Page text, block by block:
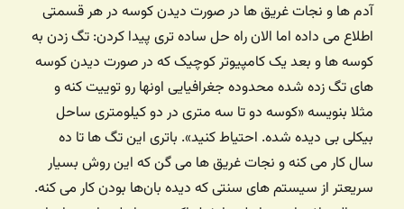
آدم ها و نجات غریق ها در صورت دیدن کوسه در هر قسمتی
اطلاع می داده اما الان راه حل ساده تری پیدا کردن: تگ زدن به
کوسه ها و بعد یک کامپیوتر کوچیک که در صورت دیدن کوسه
های تگ زده شده محدوده جغرافیایی اونها رو توییت کنه و
مثلا بنویسه «کوسه دو تا سه متری در دو کیلومتری ساحل
بیکلی بی دیده شده. احتیاط کنید». باتری این تگ ها تا ده
سال کار می کنه و نجات غریق ها می گن که این روش بسیار
سریعتر از سیستم های سنتی که دیده بان‌ها بودن کار می کنه.